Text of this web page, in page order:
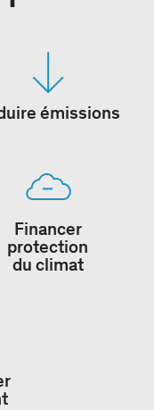
émissions
Financer
protection
du climat